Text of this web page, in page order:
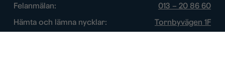
Felanmälan:
013 – 20 86 60
Hämta och lämna nycklar:
Tornbyvägen 1F